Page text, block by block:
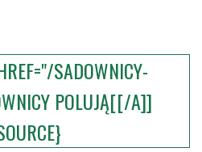
SADOWNICY-
POLUJĄ[[/A]]